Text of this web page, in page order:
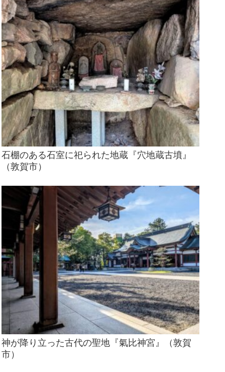
石棚のある石室に祀られた地蔵『穴地蔵古墳』
（敦賀市）
神が降り立った古代の聖地『氣比神宮』（敦賀
市）